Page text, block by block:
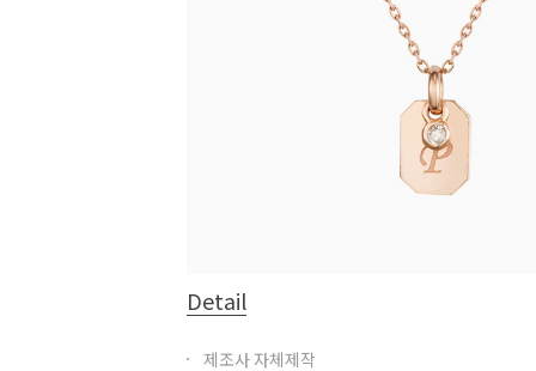
Detail
제조사 자체제작